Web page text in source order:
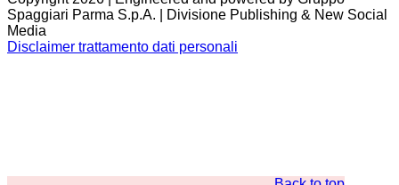
Spaggiari Parma S.p.A. | Divisione Publishing & New Social
Media
Disclaimer trattamento dati personali